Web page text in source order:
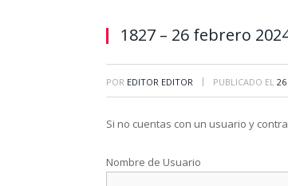
1827 – 26 febrero
POR EDITOR EDITOR | PUBLICADO EL 26
Si no cuentas con un usuario y
Nombre de Usuario